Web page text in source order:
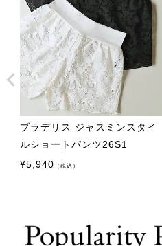
ブラデリス ジャスミンスタイ
ルショートパンツ26S1
¥5,940 （税込）